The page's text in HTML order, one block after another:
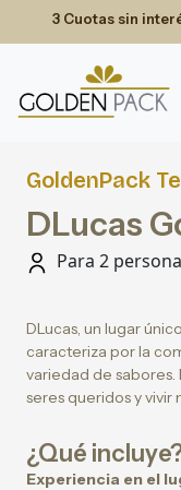
3 Cuotas sin
GoldenPack
DLucas
Para 2
DLucas, un lugar
caracteriza por la
variedad de
seres queridos y vivir
¿Qué
Experiencia en el